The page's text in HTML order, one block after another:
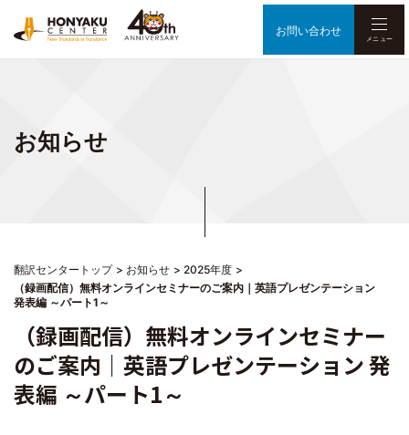
メニュー
お問い合わせ
お知らせ
翻訳センタートップ お知らせ
2025年度
（録画配信）無料オンラインセミナーのご案内｜英語プレゼンテーション
発表編 ～パート1～
（録画配信）無料オンラインセミナー
のご案内｜英語プレゼンテーション 発
表編 ～パート1～